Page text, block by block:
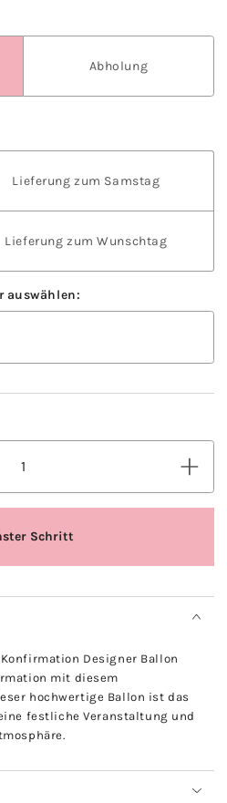
Designer Ballon
mit diesem
hochwertige Ballon ist das
festliche Veranstaltung und